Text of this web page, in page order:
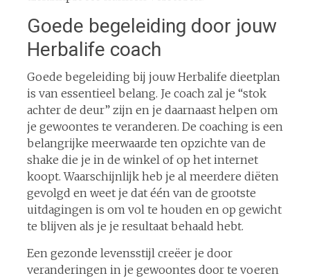
Goede begeleiding door jouw
Herbalife coach
Goede begeleiding bij jouw Herbalife dieetplan
is van essentieel belang. Je coach zal je “stok
achter de deur” zijn en je daarnaast helpen om
je gewoontes te veranderen. De coaching is een
belangrijke meerwaarde ten opzichte van de
shake die je in de winkel of op het internet
koopt. Waarschijnlijk heb je al meerdere diëten
gevolgd en weet je dat één van de grootste
uitdagingen is om vol te houden en op gewicht
te blijven als je je resultaat behaald hebt.
Een gezonde levensstijl creëer je door
veranderingen in je gewoontes door te voeren